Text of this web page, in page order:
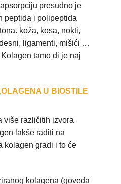
presudno je
peptida i polipeptida
koža, kosa, nokti,
ligamenti, mišići …
tamo di je naj
U BIOSTILE
više različitih izvora
lakše raditi na
kolagen gradi i to će
kolagena (goveda